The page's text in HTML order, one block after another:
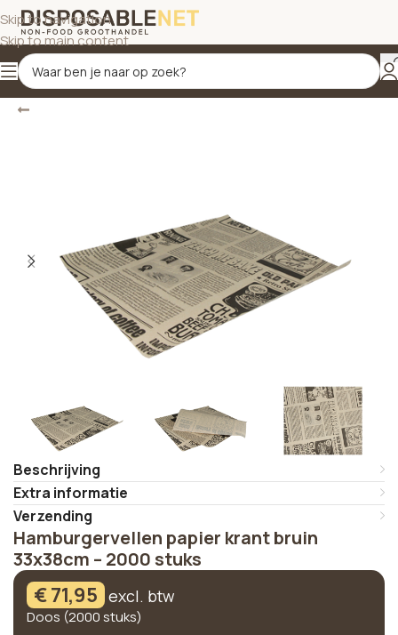
Skip to navigation
Skip to main content
Terug Home/Disposables/Vetvrij papier
Beschrijving
Extra informatie
Verzending
Hamburgervellen papier krant bruin
33x38cm – 2000 stuks
€71,95 excl. btw
Doos (2000 stuks)